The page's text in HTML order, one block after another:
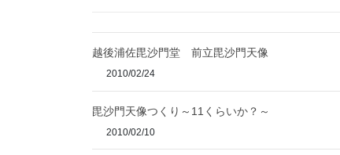
越後浦佐毘沙門堂 前立毘沙門天像
2010/02/24
毘沙門天像つくり～11くらいか？～
2010/02/10